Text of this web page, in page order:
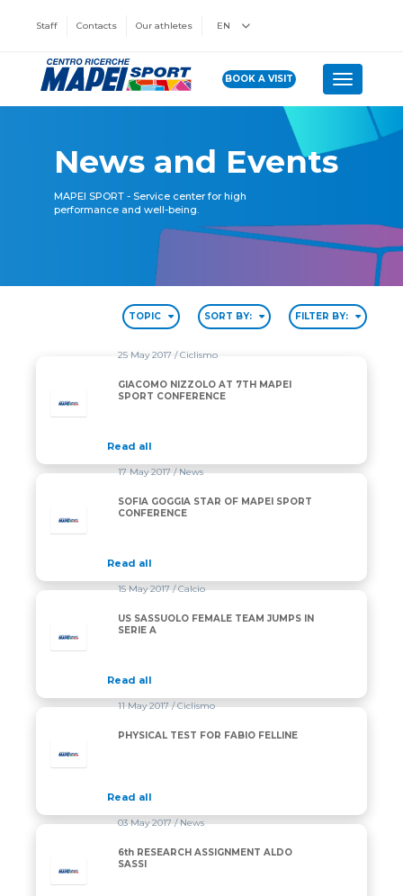
Staff Contacts Our athletes EN
BOOK A VISIT Toggle
News and Events
MAPEI SPORT - Service center for high
performance and well-being.
TOPIC SORT BY: FILTER BY:
25 May 2017/ Ciclismo
GIACOMO NIZZOLO AT 7TH MAPEI
SPORT CONFERENCE
Read all
17 May 2017/ News
SOFIA GOGGIA STAR OF MAPEI SPORT
CONFERENCE
Read all
15 May 2017/ Calcio
US SASSUOLO FEMALE TEAM JUMPS IN
SERIE A
Read all
11 May 2017/ Ciclismo
PHYSICAL TEST FOR FABIO FELLINE
Read all
03 May 2017/ News
6th RESEARCH ASSIGNMENT ALDO
SASSI